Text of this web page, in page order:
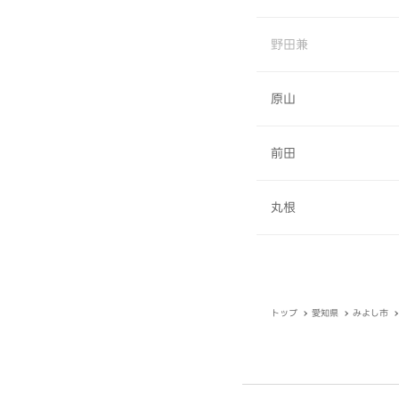
野田兼
原山
前田
丸根
トップ 愛知県 みよし市